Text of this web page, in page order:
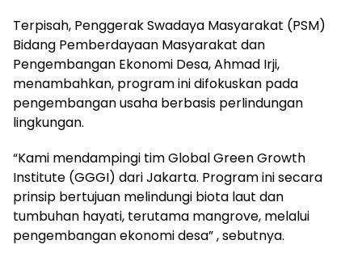
Terpisah, Penggerak Swadaya Masyarakat (PSM)
Bidang Pemberdayaan Masyarakat dan
Pengembangan Ekonomi Desa, Ahmad Irji,
menambahkan, program ini difokuskan pada
pengembangan usaha berbasis perlindungan
lingkungan.
“Kami mendampingi tim Global Green Growth
Institute (GGGI) dari Jakarta. Program ini secara
prinsip bertujuan melindungi biota laut dan
tumbuhan hayati, terutama mangrove, melalui
pengembangan ekonomi desa” , sebutnya.